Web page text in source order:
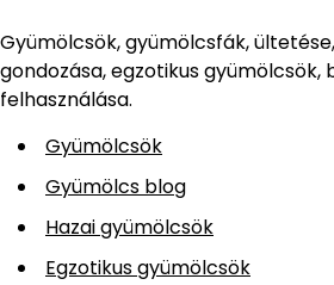
Gyümölcsök, gyümölcsfák,
gondozása, egzotikus gyümölcsök,
felhasználása.
Gyümölcsök
Gyümölcs blog
Hazai gyümölcsök
Egzotikus gyümölcsök